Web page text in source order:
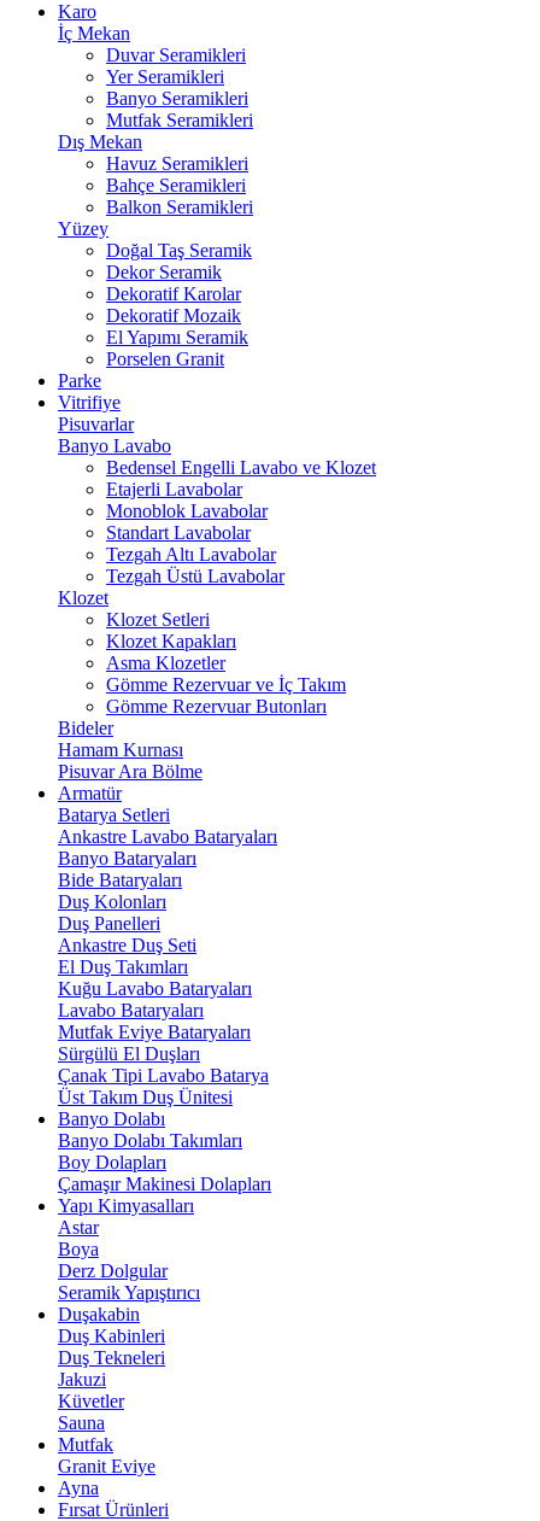
Karo
İç Mekan
Duvar Seramikleri
Yer Seramikleri
Banyo Seramikleri
Mutfak Seramikleri
Dış Mekan
Havuz Seramikleri
Bahçe Seramikleri
Balkon Seramikleri
Yüzey
Doğal Taş Seramik
Dekor Seramik
Dekoratif Karolar
Dekoratif Mozaik
El Yapımı Seramik
Porselen Granit
Parke
Vitrifiye
Pisuvarlar
Banyo Lavabo
Bedensel Engelli Lavabo ve Klozet
Etajerli Lavabolar
Monoblok Lavabolar
Standart Lavabolar
Tezgah Altı Lavabolar
Tezgah Üstü Lavabolar
Klozet
Klozet Setleri
Klozet Kapakları
Asma Klozetler
Gömme Rezervuar ve İç Takım
Gömme Rezervuar Butonları
Bideler
Hamam Kurnası
Pisuvar Ara Bölme
Armatür
Batarya Setleri
Ankastre Lavabo Bataryaları
Banyo Bataryaları
Bide Bataryaları
Duş Kolonları
Duş Panelleri
Ankastre Duş Seti
El Duş Takımları
Kuğu Lavabo Bataryaları
Lavabo Bataryaları
Mutfak Eviye Bataryaları
Sürgülü El Duşları
Çanak Tipi Lavabo Batarya
Üst Takım Duş Ünitesi
Banyo Dolabı
Banyo Dolabı Takımları
Boy Dolapları
Çamaşır Makinesi Dolapları
Yapı Kimyasalları
Astar
Boya
Derz Dolgular
Seramik Yapıştırıcı
Duşakabin
Duş Kabinleri
Duş Tekneleri
Jakuzi
Küvetler
Sauna
Mutfak
Granit Eviye
Ayna
Fırsat Ürünleri